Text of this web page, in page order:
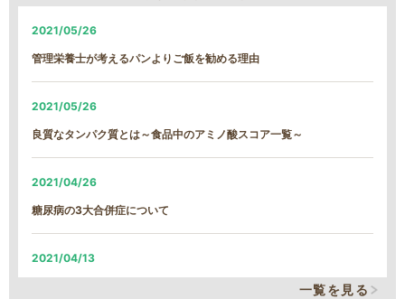
2025/12/09
2021/05/26
管理栄養士が考えるパンよりご飯を勧める理由
2021/05/26
良質なタンパク質とは～食品中のアミノ酸スコア一覧～
2021/04/26
糖尿病の3大合併症について
2021/04/13
一覧を見る